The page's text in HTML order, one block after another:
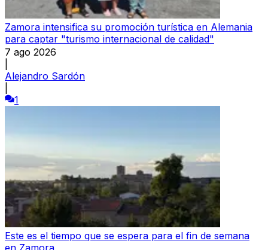
Zamora intensifica su promoción turística en Alemania
para captar "turismo internacional de calidad"
7 ago 2026
Alejandro Sardón
1
Este es el tiempo que se espera para el fin de semana
en Zamora